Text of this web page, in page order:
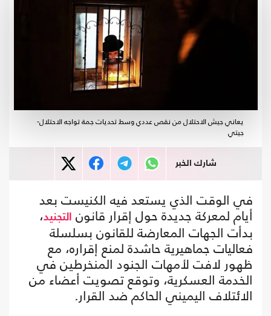
يعاني جيش الاحتلال من نقص عددي وسط تحديات جمة تواجه الاحتلال-
جيتي
شارك الخبر
في الوقت الذي يستعد فيه الكنيست بعد
أيام لمعركة جديدة حول إقرار قانون التجنيد،
بدأت الجهات المعارضة للقانون بسلسلة
فعاليات جماهيرية حاشدة لمنع إقراره، مع
ظهور لافت لأمهات الجنود المنخرطين في
الخدمة العسكرية، وتوقع تصويت أعضاء من
الائتلاف اليميني الحاكم ضد القرار.